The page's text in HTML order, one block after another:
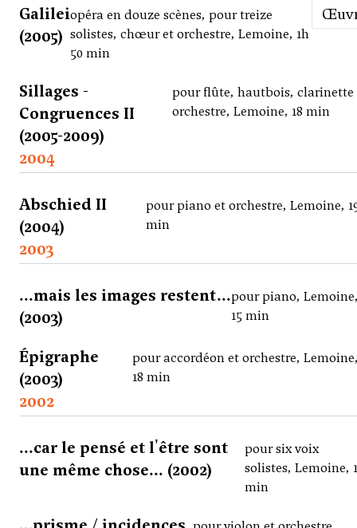
Galilei
(2005)
opéra en douze scènes, pour treize
solistes, chœur et orchestre, Lemoine, 1h
50 min
Sillages -
Congruences II
(2005-2009)
pour flûte, hautbois, clarinette
orchestre, Lemoine, 18 min
2004
Abschied II
(2004)
pour piano et orchestre, Lemoine,
min
2003
...mais les images restent...
(2003)
pour piano,
15 min
Épigraphe
(2003)
pour accordéon et orchestre,
18 min
2002
...car le pensé et l'être sont
une même chose... (2002)
pour six voix
solistes, Lemoine,
min